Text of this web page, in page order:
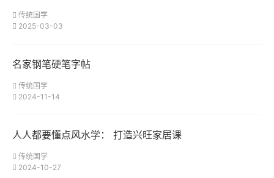
传统国学
2025-03-03
名家钢笔硬笔字帖
传统国学
2024-11-14
人人都要懂点风水学： 打造兴旺家居课
传统国学
2024-10-27